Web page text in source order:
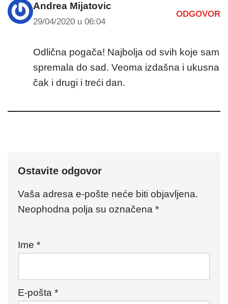
Andrea Mijatovic
29/04/2020 u 06:04
ODGOVOR
Odlična pogača! Najbolja od svih koje sam
spremala do sad. Veoma izdašna i ukusna
čak i drugi i treći dan.
Ostavite odgovor
Vaša adresa e-pošte neće biti objavljena.
Neophodna polja su označena *
Ime *
E-pošta *